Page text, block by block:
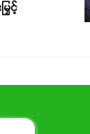
ြှင့်